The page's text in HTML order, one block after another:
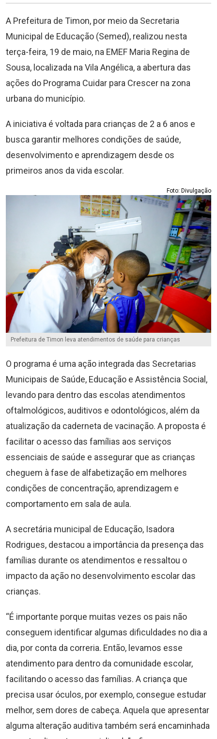
A Prefeitura de Timon, por meio da Secretaria
Municipal de Educação (Semed), realizou nesta
terça-feira, 19 de maio, na EMEF Maria Regina de
Sousa, localizada na Vila Angélica, a abertura das
ações do Programa Cuidar para Crescer na zona
urbana do município.
A iniciativa é voltada para crianças de 2 a 6 anos e
busca garantir melhores condições de saúde,
desenvolvimento e aprendizagem desde os
primeiros anos da vida escolar.
Foto: Divulgação
Prefeitura de Timon leva atendimentos de saúde para crianças
O programa é uma ação integrada das Secretarias
Municipais de Saúde, Educação e Assistência Social,
levando para dentro das escolas atendimentos
oftalmológicos, auditivos e odontológicos, além da
atualização da caderneta de vacinação. A proposta é
facilitar o acesso das famílias aos serviços
essenciais de saúde e assegurar que as crianças
cheguem à fase de alfabetização em melhores
condições de concentração, aprendizagem e
comportamento em sala de aula.
A secretária municipal de Educação, Isadora
Rodrigues, destacou a importância da presença das
famílias durante os atendimentos e ressaltou o
impacto da ação no desenvolvimento escolar das
crianças.
“É importante porque muitas vezes os pais não
conseguem identificar algumas dificuldades no dia a
dia, por conta da correria. Então, levamos esse
atendimento para dentro da comunidade escolar,
facilitando o acesso das famílias. A criança que
precisa usar óculos, por exemplo, consegue estudar
melhor, sem dores de cabeça. Aquela que apresentar
alguma alteração auditiva também será encaminhada